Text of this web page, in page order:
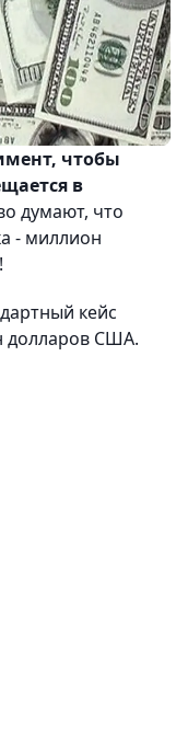
чтобы
в
думают, что
- миллион
кейс
долларов США.